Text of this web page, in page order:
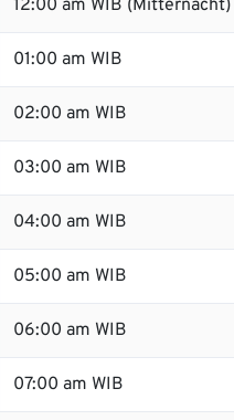
12:00 am WIB (Mitternacht)
01:00 am WIB
02:00 am WIB
03:00 am WIB
04:00 am WIB
05:00 am WIB
06:00 am WIB
07:00 am WIB